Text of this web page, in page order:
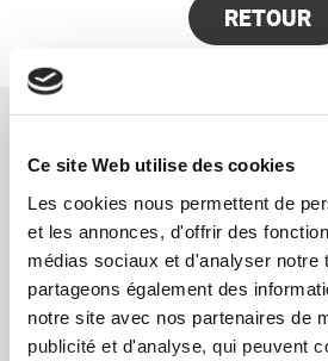
Ce site Web utilise des cookies
Les cookies nous permettent de
et les annonces, d'offrir des
médias sociaux et d'analyser notre
partageons également des
notre site avec nos partenaires de
publicité et d'analyse, qui peuvent
RETOUR
RÉFÉRENCES CONNEXES
SYNERCOM FRANCE
accompagne le dirigeant
spécialisée dans le
adossement industriel
EN SAVOIR PLUS